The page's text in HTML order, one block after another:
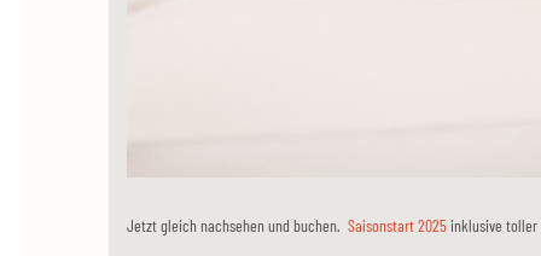
Jetzt gleich nachsehen und buchen. Saisonstart 2025inklusive toller